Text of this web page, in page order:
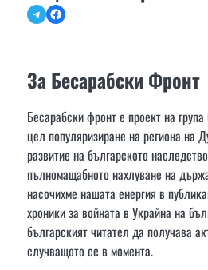
TelegramFacebook
За Бесарабски Фронт
Бесарабски фронт е проект на
цел популяризиране на региона на
развитие на българското
пълномащабното нахлуване на
насочихме нашата енергия в
хроники за войната в Украйна на
българският читател да получава
случващото се в момента.